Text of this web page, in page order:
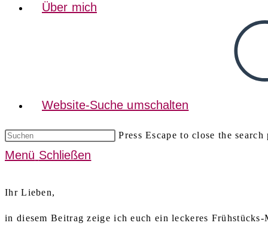
Über mich
Website-Suche umschalten
Press Escape to close the search
Menü Schließen
Ihr Lieben,
in diesem Beitrag zeige ich euch ein leckeres